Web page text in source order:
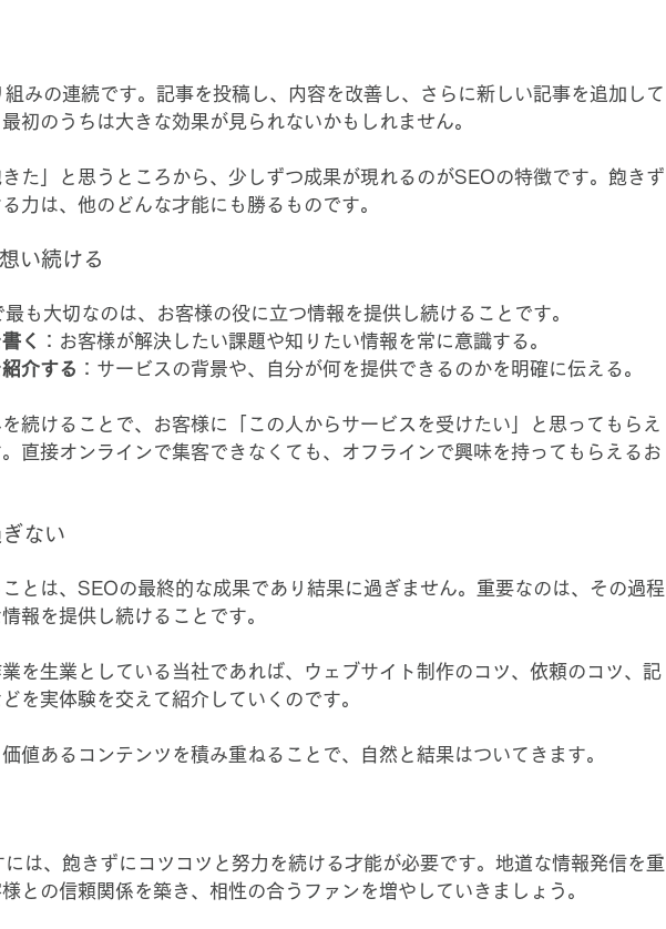
みの連続です。記事を投稿し、内容を改善し、さらに新しい記事を追加して
初のうちは大きな効果が見られないかもしれません。
た」と思うところから、少しずつ成果が現れるのがSEOの特徴です。飽きず
力は、他のどんな才能にも勝るものです。
い続ける
も大切なのは、お客様の役に立つ情報を提供し続けることです。
く
：お客様が解決したい課題や知りたい情報を常に意識する。
介する ：サービスの背景や、自分が何を提供できるのかを明確に伝える。
続けることで、お客様に「この人からサービスを受けたい」と思ってもらえ
直接オンラインで集客できなくても、オフラインで興味を持ってもらえるお
ない
とは、SEOの最終的な成果であり結果に過ぎません。重要なのは、その過程
報を提供し続けることです。
を生業としている当社であれば、ウェブサイト制作のコツ、依頼のコツ、記
を実体験を交えて紹介していくのです。
値あるコンテンツを積み重ねることで、自然と結果はついてきます。
は、飽きずにコツコツと努力を続ける才能が必要です。地道な情報発信を重
との信頼関係を築き、相性の合うファンを増やしていきましょう。